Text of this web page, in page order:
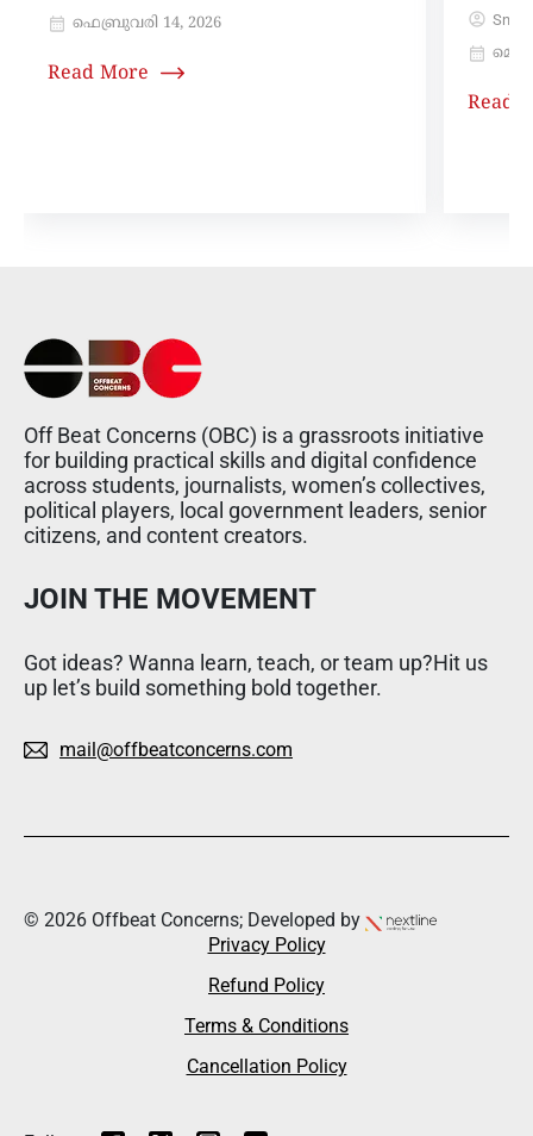
ഫെബ്രുവരി 14, 2026
Read More
മെയ്‌
Read
Off Beat Concerns (OBC) is a grassroots initiative
for building practical skills and digital confidence
across students, journalists, women’s collectives,
political players, local government leaders, senior
citizens, and content creators.
JOIN THE MOVEMENT
Got ideas? Wanna learn, teach, or team up?Hit us
up let’s build something bold together.
mail@offbeatconcerns.com
© 2026 Offbeat Concerns; Developed by
Privacy Policy
Refund Policy
Terms & Conditions
Cancellation Policy